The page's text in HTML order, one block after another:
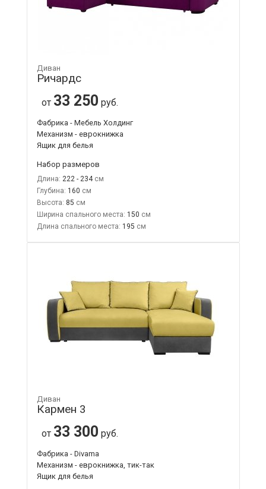
Диван
Ричардс
от 33 250 руб.
Фабрика - Мебель Холдинг
Механизм - еврокнижка
Ящик для белья
Набор размеров
Длина: 222 - 234
Глубина: 160
Высота: 85
Ширина спального места: 150
Длина спального места: 195
Диван
Кармен 3
от 33 300 руб.
Фабрика - Divama
Механизм - еврокнижка, тик-так
Ящик для белья